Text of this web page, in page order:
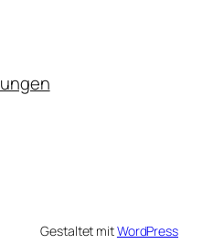
Gestaltet mitWordPress